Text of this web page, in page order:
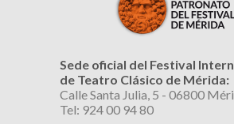
Sede oficial del Festival
de Teatro Clásico de Mérida:
Calle Santa Julia, 5 - 06800
Tel: 924 00 94 80